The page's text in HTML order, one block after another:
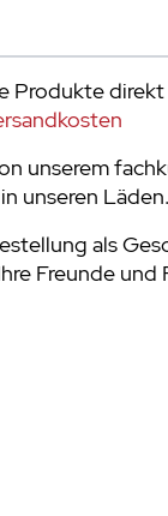
Produkte direkt
unserem
unseren Läden.
als
Freunde und